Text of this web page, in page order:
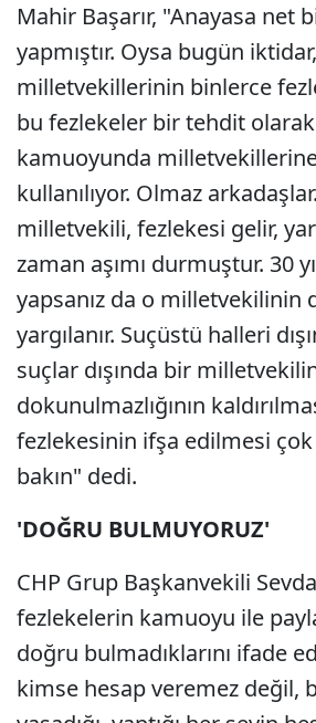
Mahir Başarır, "Anayasa net
yapmıştır. Oysa bugün
milletvekillerinin binlerce
bu fezlekeler bir tehdit olarak
kamuoyunda
kullanılıyor. Olmaz
milletvekili, fezlekesi gelir,
zaman aşımı durmuştur. 30
yapsanız da o milletvekilinin
yargılanır. Suçüstü halleri
suçlar dışında bir
dokunulmazlığının
fezlekesinin ifşa edilmesi
bakın" dedi.
'DOĞRU BULMUYORUZ'
CHP Grup Başkanvekili
fezlekelerin kamuoyu ile
doğru bulmadıklarını ifade
kimse hesap veremez değil,